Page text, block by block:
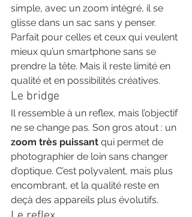
simple, avec un zoom intégré, il se
glisse dans un sac sans y penser.
Parfait pour celles et ceux qui veulent
mieux qu’un smartphone sans se
prendre la tête. Mais il reste limité en
qualité et en possibilités créatives.
Le bridge
Il ressemble à un reflex, mais l’objectif
ne se change pas. Son gros atout : un
zoom très puissant qui permet de
photographier de loin sans changer
d’optique. C’est polyvalent, mais plus
encombrant, et la qualité reste en
deçà des appareils plus évolutifs.